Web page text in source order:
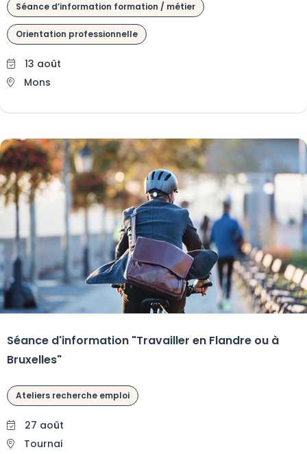
Séance d’information formation / métier
Orientation professionnelle
13 août
Mons
Séance d'information "Travailler en Flandre ou à
Bruxelles"
Ateliers recherche emploi
27 août
Tournai